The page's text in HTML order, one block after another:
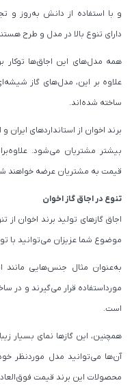
و با استفاده از دانش به‌روز و
دارای تنوع بالا در مدل و طرح
همه مدل‌های این اجاق‌ها توکار
علاوه بر این، مدل‌های گاز
ساخته شده‌اند.
برند اخوان از استانداردهای
بیشتر مشتریان می‌شود.
قیمت به مشتریان عرضه خواهند
تنوع در اجاق گاز اخوان
اجاق گازهای تولید برند اخوان از
موضوع شما عزیزان می‌توانید با
به‌عنوان مثال جنس‌هایی مانند
مورداستفاده قرار می‌گیرند و در
است.
همچنین، این گازها نمای بسیار
آن‌ها می‌توانید مدل موردنظر خود
محصولات این برند قیمت